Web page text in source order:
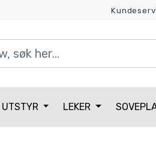
UTSTYR LEKER